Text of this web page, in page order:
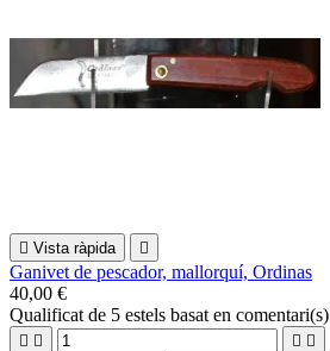
 Vista ràpida 
Ganivet de pescador, mallorquí, Ordinas
40,00 €
Qualificat de 5 estels basat en comentari(s)
   